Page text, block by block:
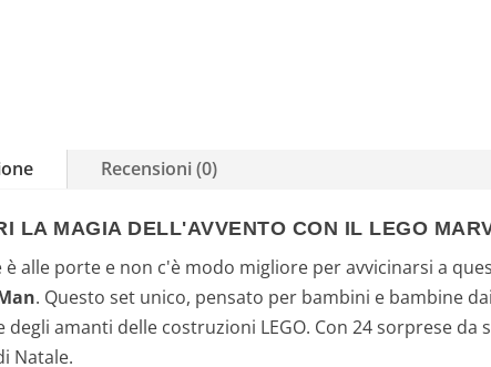
Recensioni (0)
LA MAGIA DELL'AVVENTO CON IL LEGO
è alle porte e non c'è modo migliore per avvicinarsi a
. Questo set unico, pensato per bambini e bambine
degli amanti delle costruzioni LEGO. Con 24 sorprese
Natale.